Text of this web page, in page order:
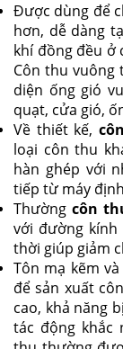
Được dùng để
hơn, dễ dàng
khí đồng đều ở
Côn thu
diện ống gió
quạt, cửa gió,
Về thiết kế,
loại côn thu
hàn ghép với
tiếp từ máy
Thường côn
với đường kính
thời giúp giảm
Tôn mạ kẽm
để sản xuất
cao, khả năng
tác động khắc